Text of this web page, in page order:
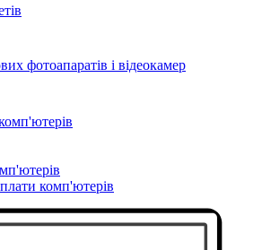
фотоапаратів і відеокамер
комп'ютерів